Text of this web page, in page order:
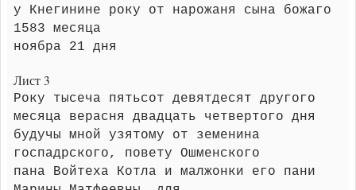
у Кнегинине року от нарожаня сына божаго
1583 месяца
ноябра 21 дня
Лист 3
Року тысеча пятьсот девятдесят другого
месяца верасня двадцать четвертого дня
будучы мной узятому от земенина
госпадрского, повету Ошменского
пана Войтеха Котла и малжонки его пани